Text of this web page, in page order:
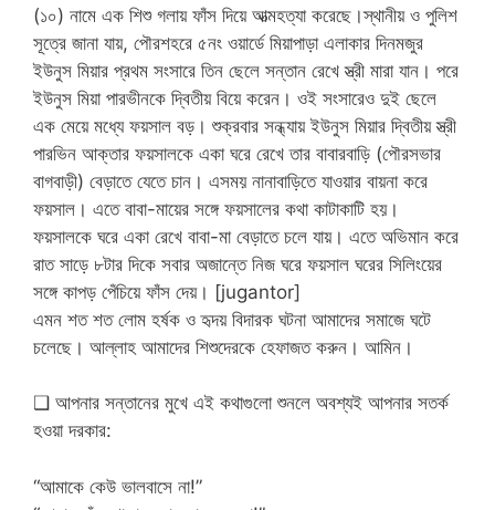
(১০) নামে এক শিশু গলায় ফাঁস দিয়ে আত্মহত্যা করেছে।স্থানীয় ও পুলিশ
সূত্রে জানা যায়, পৌরশহরে ৫নং ওয়ার্ডে মিয়াপাড়া এলাকার দিনমজুর
ইউনুস মিয়ার প্রথম সংসারে তিন ছেলে সন্তান রেখে স্ত্রী মারা যান। পরে
ইউনুস মিয়া পারভীনকে দ্বিতীয় বিয়ে করেন। ওই সংসারেও দুই ছেলে
এক মেয়ে মধ্যে ফয়সাল বড়। শুক্রবার সন্ধ্যায় ইউনুস মিয়ার দ্বিতীয় স্ত্রী
পারভিন আক্তার ফয়সালকে একা ঘরে রেখে তার বাবারবাড়ি (পৌরসভার
বাগবাড়ী) বেড়াতে যেতে চান। এসময় নানাবাড়িতে যাওয়ার বায়না করে
ফয়সাল। এতে বাবা-মায়ের সঙ্গে ফয়সালের কথা কাটাকাটি হয়।
ফয়সালকে ঘরে একা রেখে বাবা-মা বেড়াতে চলে যায়। এতে অভিমান করে
রাত সাড়ে ৮টার দিকে সবার অজান্তে নিজ ঘরে ফয়সাল ঘরের সিলিংয়ের
সঙ্গে কাপড় পেঁচিয়ে ফাঁস দেয়। [jugantor]
এমন শত শত লোম হর্ষক ও হৃদয় বিদারক ঘটনা আমাদের সমাজে ঘটে
চলেছে। আল্লাহ আমাদের শিশুদেরকে হেফাজত করুন। আমিন।
❑ আপনার সন্তানের মুখে এই কথাগুলো শুনলে অবশ্যই আপনার সতর্ক
হওয়া দরকার:
“আমাকে কেউ ভালবাসে না!”